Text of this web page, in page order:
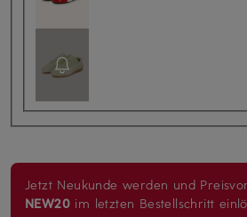
Jetzt Neukunde werden und
NEW20 im letzten Bestellschritt